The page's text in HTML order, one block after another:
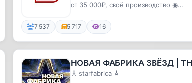
от 35 000₽, своё производство ◉
7 537 5 717 16
НОВАЯ ФАБРИКА ЗВЁЗД |
🎸 starfabrica 🎸